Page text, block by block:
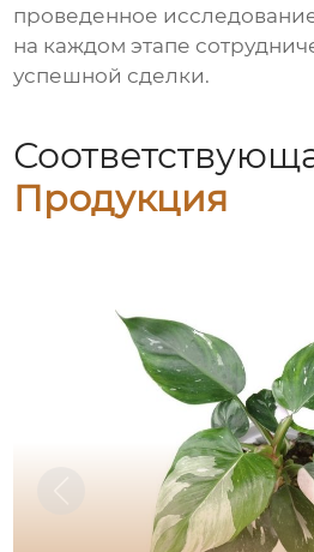
проведенное
на каждом этапе
успешной сделки.
Продукция